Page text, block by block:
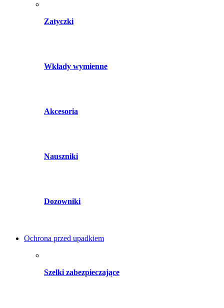
Zatyczki
Wkłady wymienne
Akcesoria
Nauszniki
Dozowniki
Ochrona przed upadkiem
Szelki zabezpieczające